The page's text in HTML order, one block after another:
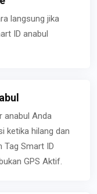
langsung jika
ID anabul
anabul Anda
ketika hilang dan
Tag Smart ID
GPS Aktif.